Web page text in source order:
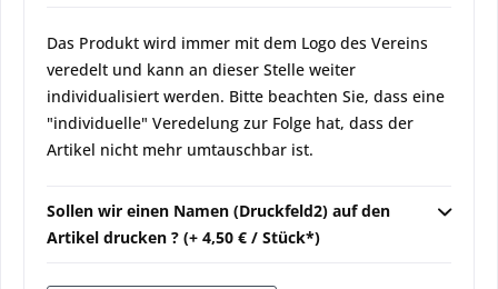
Das Produkt wird immer mit dem Logo des Vereins
veredelt und kann an dieser Stelle weiter
individualisiert werden. Bitte beachten Sie, dass eine
"individuelle" Veredelung zur Folge hat, dass der
Artikel nicht mehr umtauschbar ist.
Sollen wir einen Namen (Druckfeld2) auf den
Artikel drucken ? (+ 4,50 € / Stück*)